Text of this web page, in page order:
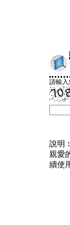
請輸入
說明︰
親愛
續使